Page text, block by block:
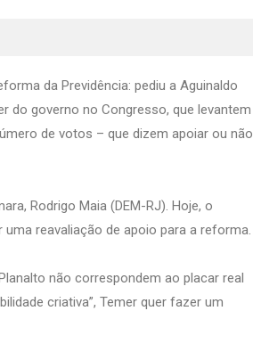
da Previdência: pediu a Aguinaldo
do governo no Congresso, que levantem
de votos – que dizem apoiar ou não
Rodrigo Maia (DEM-RJ). Hoje, o
reavaliação de apoio para a reforma.
não correspondem ao placar real
criativa”, Temer quer fazer um